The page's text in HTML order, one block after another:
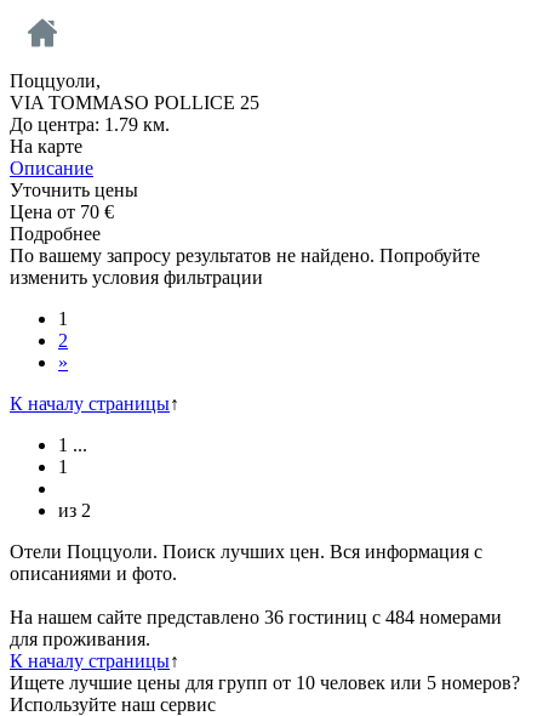
Поццуоли,
VIA TOMMASO POLLICE 25
До центра: 1.79 км.
На карте
Описание
Уточнить цены
Цена от 70 €
Подробнее
По вашему запросу результатов не найдено. Попробуйте
изменить условия фильтрации
1
2
»
К началу страницы↑
1 ...
1
из 2
Отели Поццуоли. Поиск лучших цен. Вся информация с
описаниями и фото.
На нашем сайте представлено 36 гостиниц с 484 номерами
для проживания.
К началу страницы↑
Ищете лучшие цены для групп от 10 человек или 5 номеров?
Используйте наш сервис